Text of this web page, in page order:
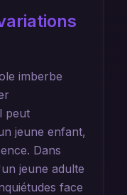
imberbe
peut
jeune enfant,
Dans
jeune adulte
face